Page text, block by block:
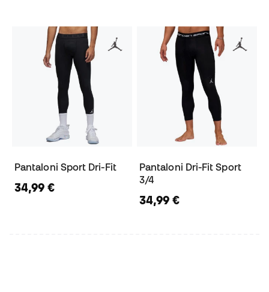
Pantaloni Sport Dri-Fit
34,99 €
Pantaloni Dri-Fit Sport
3/4
34,99 €